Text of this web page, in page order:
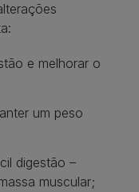
e melhorar o
um peso
digestão –
muscular;